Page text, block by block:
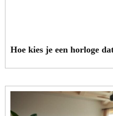
Hoe kies je een horloge